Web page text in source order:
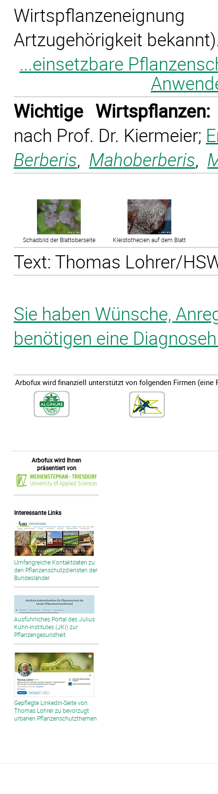
Artzugehörigkeit
...einsetzbare
Wichtige Wirtspflanzen:
nach Prof. Dr. Kiermeier;
Berberis, Mahoberberis,
Schadbild der Blattoberseite Kleistothecien auf dem Blatt
Text: Thomas Lohrer/
Sie haben Wünsche,
benötigen eine
Arbofux wird finanziell unterstützt von folgenden Firmen
Arbofux wird Ihnen
präsentiert von
Interessante Links
Umfangreiche Kontaktdaten zu
den Pflanzenschutzdiensten der
Bundesländer
Ausführliches Portal des Julius
Kühn-Institutes (JKI) zur
Pflanzengesundheit
Gepflegte LinkedIn-Seite von
Thomas Lohrer zu bevorzugt
urbanen Pflanzenschutzthemen